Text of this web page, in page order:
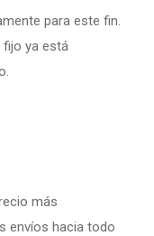
para este fin.
ya está
más
envíos hacia todo